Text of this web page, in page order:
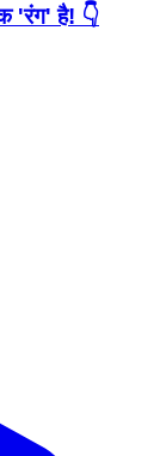
'रंग' है! 👇